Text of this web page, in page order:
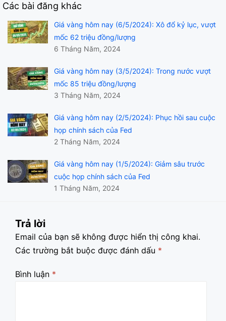
Các bài đăng khác
Giá vàng hôm nay (6/5/2024): Xô đổ kỷ lục, vượt
mốc 62 triệu đồng/lượng
6 Tháng Năm, 2024
Giá vàng hôm nay (3/5/2024): Trong nước vượt
mốc 85 triệu đồng/lượng
3 Tháng Năm, 2024
Giá vàng hôm nay (2/5/2024): Phục hồi sau cuộc
họp chính sách của Fed
2 Tháng Năm, 2024
Giá vàng hôm nay (1/5/2024): Giảm sâu trước
cuộc họp chính sách của Fed
1 Tháng Năm, 2024
Trả lời
Email của bạn sẽ không được hiển thị công khai.
Các trường bắt buộc được đánh dấu *
Bình luận *